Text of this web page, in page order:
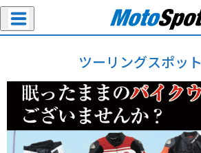
ツーリングスポット